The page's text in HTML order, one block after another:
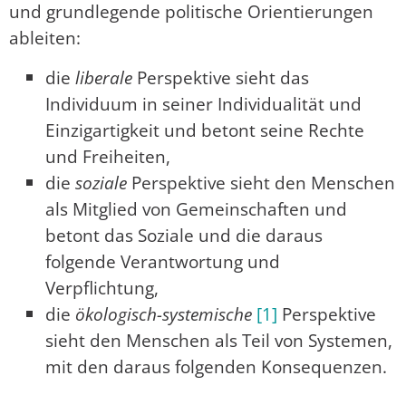
und grundlegende politische Orientierungen
ableiten:
die liberale Perspektive sieht das
Individuum in seiner Individualität und
Einzigartigkeit und betont seine Rechte
und Freiheiten,
die soziale Perspektive sieht den Menschen
als Mitglied von Gemeinschaften und
betont das Soziale und die daraus
folgende Verantwortung und
Verpflichtung,
die ökologisch-systemische [1] Perspektive
sieht den Menschen als Teil von Systemen,
mit den daraus folgenden Konsequenzen.